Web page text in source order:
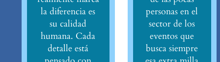
la diferencia es
su calidad
humana. Cada
detalle está
personas en el
sector de los
eventos que
busca siempre